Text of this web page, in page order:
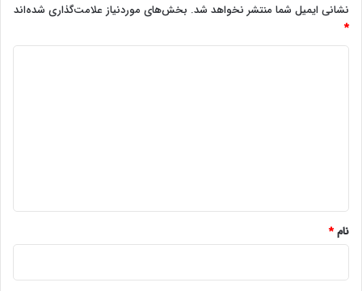
نشانی ایمیل شما منتشر نخواهد شد. بخش‌های موردنیاز علامت‌گذاری شده‌اند
*
نام*